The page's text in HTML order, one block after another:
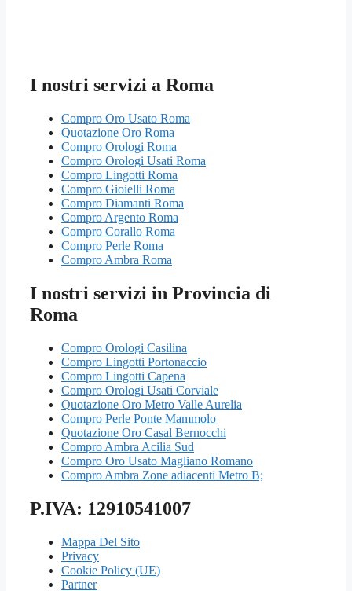
I nostri servizi a Roma
Compro Oro Usato Roma
Quotazione Oro Roma
Compro Orologi Roma
Compro Orologi Usati Roma
Compro Lingotti Roma
Compro Gioielli Roma
Compro Diamanti Roma
Compro Argento Roma
Compro Corallo Roma
Compro Perle Roma
Compro Ambra Roma
I nostri servizi in Provincia di
Roma
Compro Orologi Casilina
Compro Lingotti Portonaccio
Compro Lingotti Capena
Compro Orologi Usati Corviale
Quotazione Oro Metro Valle Aurelia
Compro Perle Ponte Mammolo
Quotazione Oro Casal Bernocchi
Compro Ambra Acilia Sud
Compro Oro Usato Magliano Romano
Compro Ambra Zone adiacenti Metro B;
P.IVA: 12910541007
Mappa Del Sito
Privacy
Cookie Policy (UE)
Partner